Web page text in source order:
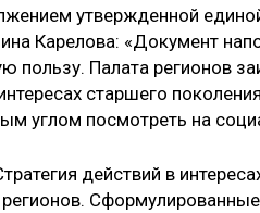
утвержденной
Карелова: «Документ
пользу. Палата регионов
старшего
углом посмотреть на
действий в
регионов.